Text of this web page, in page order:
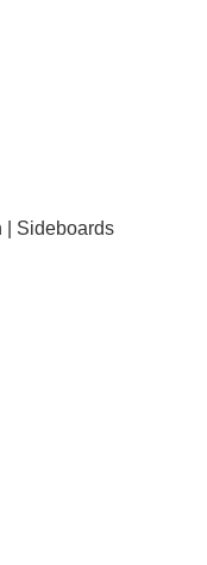
| Sideboards